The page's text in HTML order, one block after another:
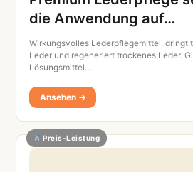
die Anwendung auf…
Wirkungsvolles Lederpflegemittel, dringt
Leder und regeneriert trockenes Leder.
Lösungsmittel…
Ansehen →
Preis-Leistung